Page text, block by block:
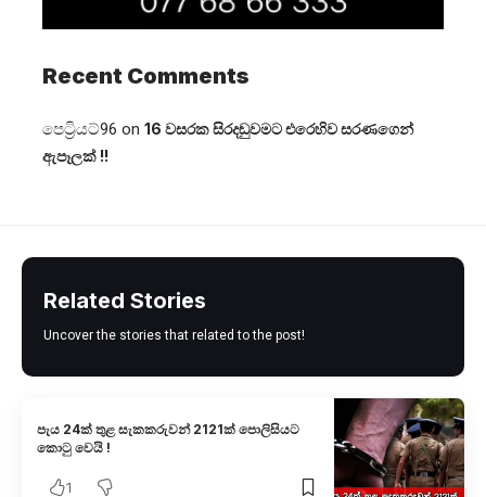
Recent Comments
පෙට්‍රියට්96 on 16 වසරක සිරදඬුවමට එරෙහිව සරණගෙන්
ඇපෑලක් !!
Related Stories
Uncover the stories that related to the post!
පැය 24ක් තුළ සැකකරුවන් 2121ක් පොලිසියට
කොටු වෙයි !
1